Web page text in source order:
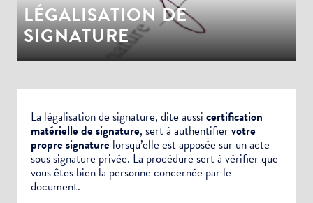
LÉGALISATION DE
SIGNATURE
La légalisation de signature, dite aussi certification
matérielle de signature, sert à authentifiervotre
propre signature lorsqu’elle est apposée sur unacte
sous signature privée. La procédure sert à vérifier que
vous êtes bien la personne concernée par le
document.